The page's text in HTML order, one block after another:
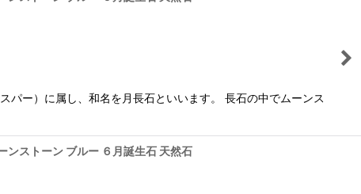
パー）に属し、和名を月長石といいます。 長石の中でムーンス
ストーン ブルー ６月誕生石 天然石